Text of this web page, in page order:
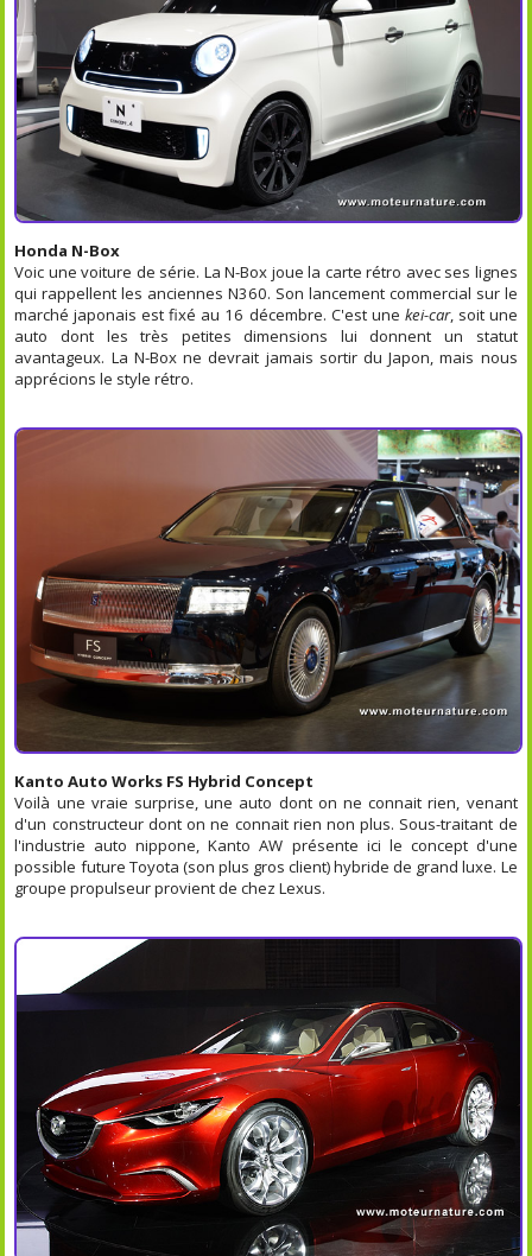
Honda N-Box
Voic une voiture de série. La N-Box joue la carte rétro avec ses lignes
qui rappellent les anciennes N360. Son lancement commercial sur le
marché japonais est fixé au 16 décembre. C'est une kei-car, soit une
auto dont les très petites dimensions lui donnent un statut
avantageux. La N-Box ne devrait jamais sortir du Japon, mais nous
apprécions le style rétro.
Kanto Auto Works FS Hybrid Concept
Voilà une vraie surprise, une auto dont on ne connait rien, venant
d'un constructeur dont on ne connait rien non plus. Sous-traitant de
l'industrie auto nippone, Kanto AW présente ici le concept d'une
possible future Toyota (son plus gros client) hybride de grand luxe. Le
groupe propulseur provient de chez Lexus.